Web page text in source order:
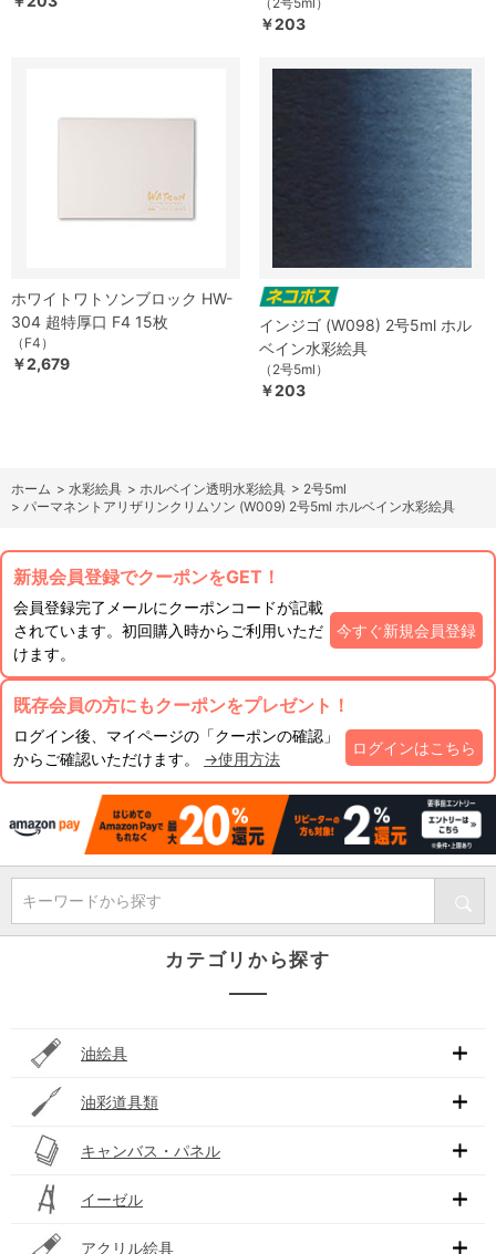
￥203
ホワイトワトソンブロック HW-
304 超特厚口 F4 15枚
（F4）
￥2,679
インジゴ (W098) 2号5ml ホル
ベイン水彩絵具
（2号5ml）
￥203
ホーム > 水彩絵具 > ホルベイン透明水彩絵具 > 2号5ml
> パーマネントアリザリンクリムソン (W009) 2号5ml ホルベイン水彩絵具
新規会員登録でクーポンをGET！
会員登録完了メールにクーポンコードが記載
されています。初回購入時からご利用いただ
けます。
今すぐ新規会員登録
既存会員の方にもクーポンをプレゼント！
ログイン後、マイページの「クーポンの確認」
からご確認いただけます。 →使用方法
ログインはこちら
キーワードから探す
カテゴリから探す
油絵具
油彩道具類
キャンバス・パネル
イーゼル
アクリル絵具